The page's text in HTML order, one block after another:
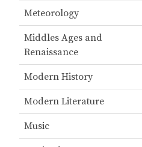
Meteorology
Middles Ages and
Renaissance
Modern History
Modern Literature
Music